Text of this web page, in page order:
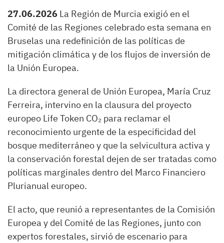
27.06.2026 La Región de Murcia exigió en el
Comité de las Regiones celebrado esta semana en
Bruselas una redefinición de las políticas de
mitigación climática y de los flujos de inversión de
la Unión Europea.
La directora general de Unión Europea, María Cruz
Ferreira, intervino en la clausura del proyecto
europeo Life Token CO₂ para reclamar el
reconocimiento urgente de la especificidad del
bosque mediterráneo y que la selvicultura activa y
la conservación forestal dejen de ser tratadas como
políticas marginales dentro del Marco Financiero
Plurianual europeo.
El acto, que reunió a representantes de la Comisión
Europea y del Comité de las Regiones, junto con
expertos forestales, sirvió de escenario para